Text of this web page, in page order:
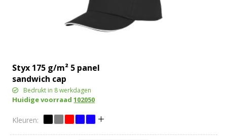
Styx 175 g/m² 5 panel
sandwich cap
Bedrukt in 8 werkdagen
Huidige voorraad102050